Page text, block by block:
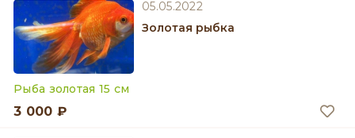
05.05.2022
Золотая рыбка
Рыба золотая 15 см
3 000 ₽